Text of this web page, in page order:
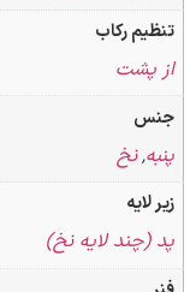
رکاب
نخ
لایه نخ)